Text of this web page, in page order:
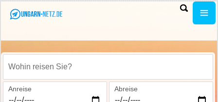
Wohin reisen Sie?
Anreise Abreise